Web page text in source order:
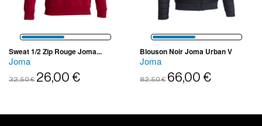
Sweat 1/2 Zip Rouge Joma...
Joma
32,50 € 26,00 €
Blouson Noir Joma Urban V
Joma
82,50 € 66,00 €